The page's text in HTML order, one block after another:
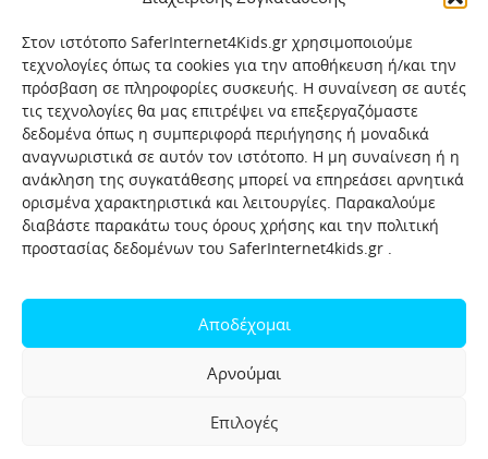
Στον ιστότοπο SaferInternet4Kids.gr χρησιμοποιούμε
τεχνολογίες όπως τα cookies για την αποθήκευση ή/και την
πρόσβαση σε πληροφορίες συσκευής. Η συναίνεση σε αυτές
τις τεχνολογίες θα μας επιτρέψει να επεξεργαζόμαστε
δεδομένα όπως η συμπεριφορά περιήγησης ή μοναδικά
αναγνωριστικά σε αυτόν τον ιστότοπο. Η μη συναίνεση ή η
ανάκληση της συγκατάθεσης μπορεί να επηρεάσει αρνητικά
ορισμένα χαρακτηριστικά και λειτουργίες. Παρακαλούμε
διαβάστε παρακάτω τους όρους χρήσης και την πολιτική
προστασίας δεδομένων του SaferInternet4kids.gr .
Αποδέχομαι
Αρνούμαι
Επιλογές
Πολιτική προστασίας δεδομένων
Πολιτική Προστασίας Παιδιών και Εφήβων
Όροι χρήσης
Help-Line